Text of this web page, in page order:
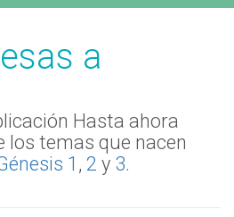
a
Hasta ahora
los temas que nacen
1 , 2 y 3.